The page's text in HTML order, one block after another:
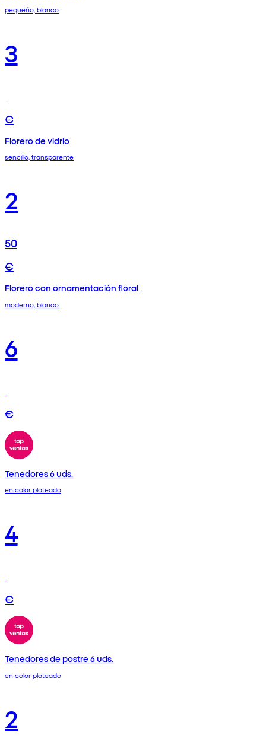
pequeño, blanco
3
€
Florero de vidrio
sencillo, transparente
2
50
€
Florero con ornamentación floral
moderno, blanco
6
€
Tenedores 6 uds.
en color plateado
4
€
Tenedores de postre 6 uds.
en color plateado
2